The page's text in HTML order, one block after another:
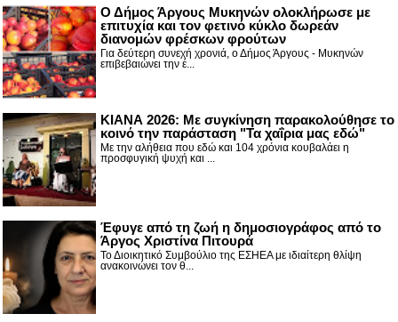
Ο Δήμος Άργους Μυκηνών ολοκλήρωσε με
επιτυχία και τον φετινό κύκλο δωρεάν
διανομών φρέσκων φρούτων
Για δεύτερη συνεχή χρονιά, ο Δήμος Άργους - Μυκηνών
επιβεβαιώνει την έ...
ΚΙΑΝΑ 2026: Με συγκίνηση παρακολούθησε το
κοινό την παράσταση "Τα χαΐρια μας εδώ"
Με την αλήθεια που εδώ και 104 χρόνια κουβαλάει η
προσφυγική ψυχή και ...
Έφυγε από τη ζωή η δημοσιογράφος από το
Άργος Χριστίνα Πιτουρά
Το Διοικητικό Συμβούλιο της ΕΣΗΕΑ με ιδιαίτερη θλίψη
ανακοινώνει τον θ...